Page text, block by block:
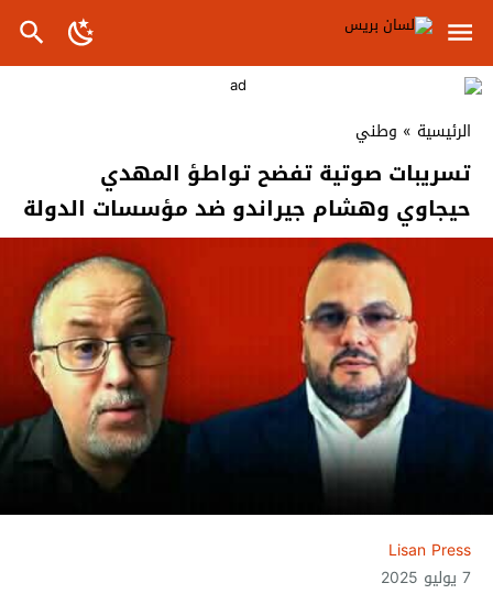
الرئيسية » وطني
تسريبات صوتية تفضح تواطؤ المهدي
حيجاوي وهشام جيراندو ضد مؤسسات الدولة
Lisan Press
7 يوليو 2025